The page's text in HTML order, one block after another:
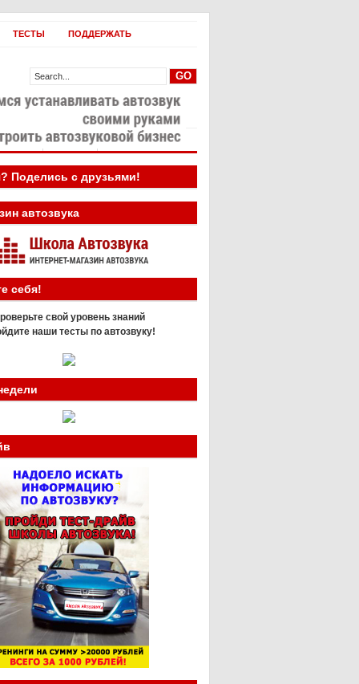
ТЕСТЫ ПОДДЕРЖАТЬ
Бизнес
Поделись с друзьями!
автозвука
себя!
свой уровень знаний
наши тесты по автозвуку!